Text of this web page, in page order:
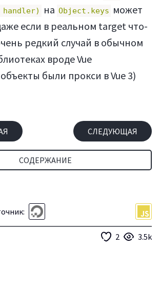
на Object.keys может
если в реальном target что-
редкий случай в обычном
вроде Vue
были прокси в Vue 3)
СЛЕДУЮЩАЯ
СОДЕРЖАНИЕ
2 3.5k